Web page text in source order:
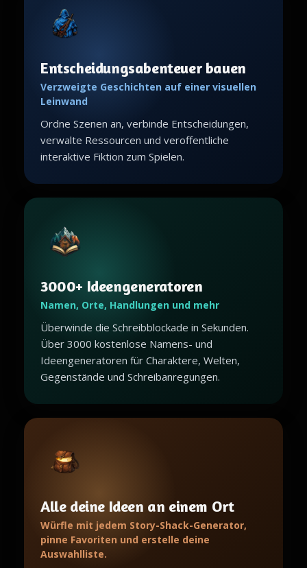
Entscheidungsabenteuer bauen
Verzweigte Geschichten auf einer visuellen
Leinwand
Ordne Szenen an, verbinde Entscheidungen,
verwalte Ressourcen und veroffentliche
interaktive Fiktion zum Spielen.
3000+ Ideengeneratoren
Namen, Orte, Handlungen und mehr
Überwinde die Schreibblockade in Sekunden.
Über 3000 kostenlose Namens- und
Ideengeneratoren für Charaktere, Welten,
Gegenstände und Schreibanregungen.
Alle deine Ideen an einem Ort
Würfle mit jedem Story-Shack-Generator,
pinne Favoriten und erstelle deine
Auswahlliste.